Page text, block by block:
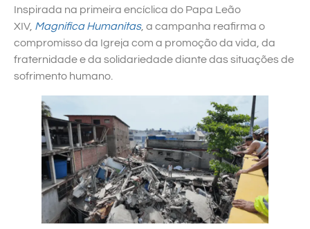
Inspirada na primeira encíclica do Papa Leão
XIV, Magnifica Humanitas, a campanha reafirma o
compromisso da Igreja com a promoção da vida, da
fraternidade e da solidariedade diante das situações de
sofrimento humano.